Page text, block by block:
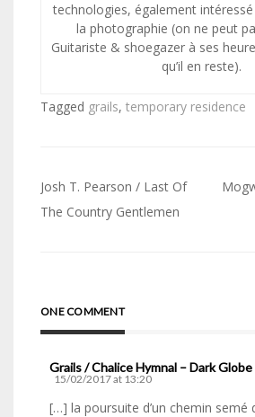
technologies, également
la photographie (on ne peut
Guitariste & shoegazer à ses
qu’il en reste).
Tagged grails, temporary residence
Navigation
de
Josh T. Pearson / Last Of
The Country Gentlemen
ONE COMMENT
Grails / Chalice Hymnal – Dark Globe
15/02/2017 at 13:20
[…] la poursuite d’un chemin semé